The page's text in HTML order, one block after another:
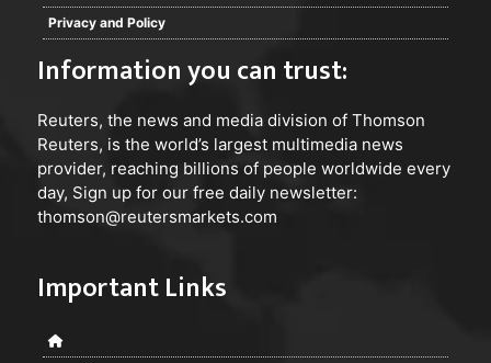
Privacy and Policy
Information you can trust:
Reuters, the news and media division of Thomson
Reuters, is the world’s largest multimedia news
provider, reaching billions of people worldwide every
day, Sign up for our free daily newsletter:
thomson@reutersmarkets.com
Important Links